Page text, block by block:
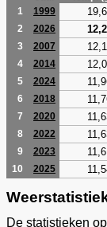
1
1999
2 2026
3 2007
4 2014
5 2024
6 2018
7 2020
8 2022
9 2023
10 2025
De statistieken